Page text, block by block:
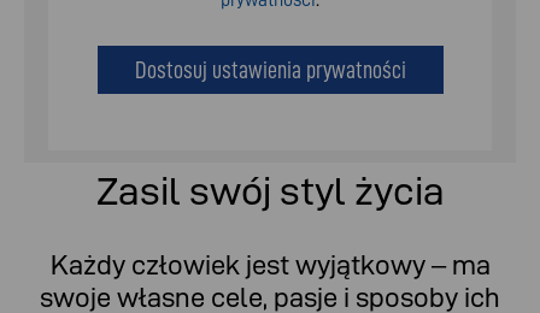
Dostosuj ustawienia prywatności
Zasil swój styl życia
Każdy człowiek jest wyjątkowy – ma
swoje własne cele, pasje i sposoby ich